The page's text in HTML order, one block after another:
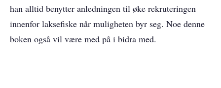
han alltid benytter anledningen til øke rekruteringen
innenfor laksefiske når muligheten byr seg. Noe denne
boken også vil være med på i bidra med.